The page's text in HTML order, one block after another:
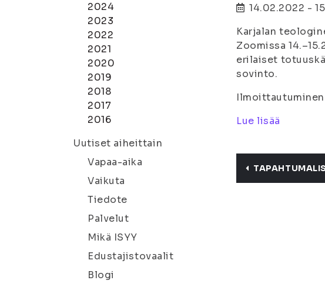
2024
2023
2022
2021
2020
2019
2018
2017
2016
Uutiset aiheittain
Vapaa-aika
Vaikuta
Tiedote
Palvelut
Mikä ISYY
Edustajistovaalit
Blogi
14.02.2022 -
Karjalan
Zoomissa
erilaiset
sovinto.
Ilmoittautuminen
Lue lisää